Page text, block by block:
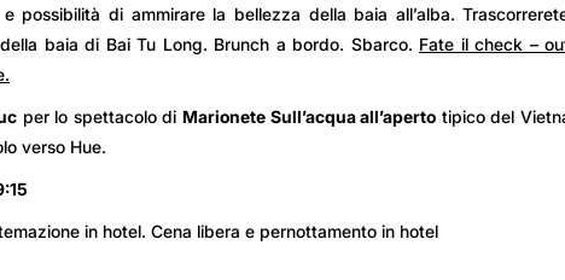
possibilità di ammirare la bellezza della baia all’alba.
baia di Bai Tu Long. Brunch a bordo. Sbarco. Fate il check –
per lo spettacolo di Marionete Sull’acqua all’aperto tipico del
verso Hue.
in hotel. Cena libera e pernottamento in hotel